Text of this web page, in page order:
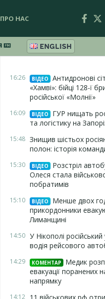
ПРО НАС
ENGLISH
16:26 ВІДЕО
Антидронові
«Хамві»: бійці 128-ї
російської «Молнії»
16:09 ВІДЕО
ГУР нищать
та логістику на
15:48 Знищив шістьох
полон: історія
15:30 ВІДЕО
Розстріл
Олеся стала
побратимів
15:10 ВІДЕО
Менше двох
прикордонники
Лиманщині
14:50 У Нікополі
водія рейсового
14:29 КОМЕНТАР
Медик
евакуації поранених
напрямку
14:12